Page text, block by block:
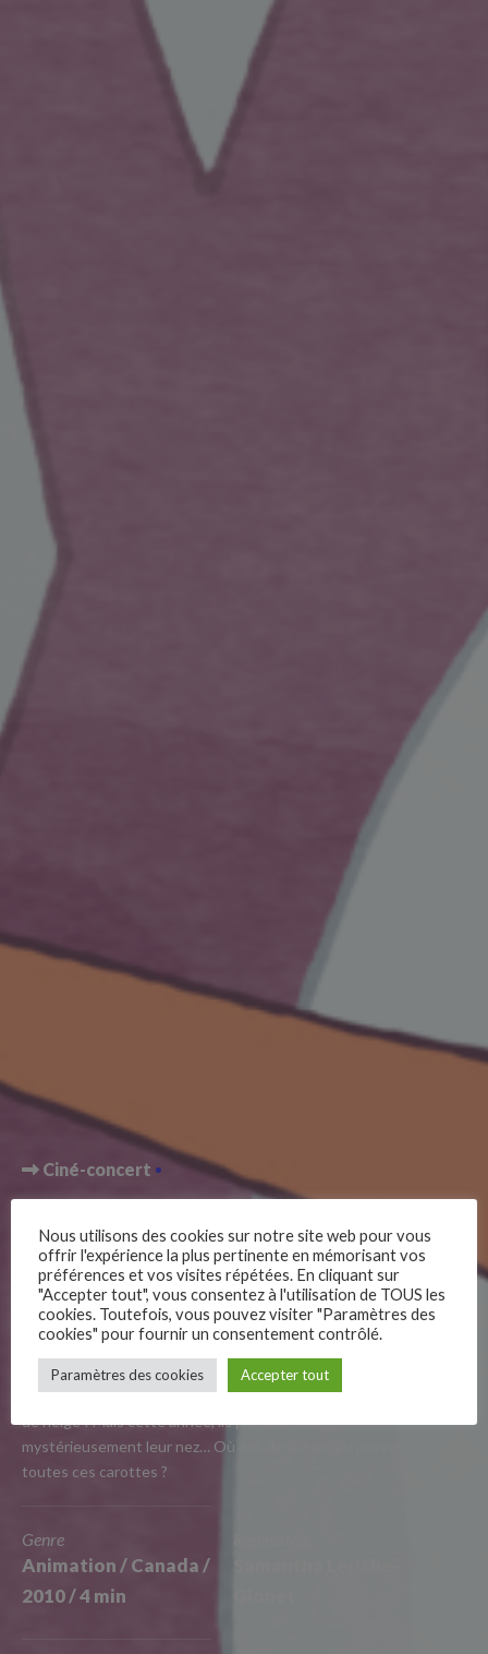
Follow Us
Ciné-concert
Flocons et
Carottes
Un chapeau sur la tête, une écharpe autour du cou, des
cailloux pour les yeux… Voici venue la saison des bonhommes
de neige ! Mais cette année, ils perdent tous
mystérieusement leur nez… Où ont donc bien pu passer
toutes ces carottes ?
Genre
Animation / Canada /
2010 / 4 min
Nous utilisons des cookies sur notre site web pour vous
offrir l'expérience la plus pertinente en mémorisant vos
préférences et vos visites répétées. En cliquant sur
"Accepter tout", vous consentez à l'utilisation de TOUS les
cookies. Toutefois, vous pouvez visiter "Paramètres des
cookies" pour fournir un consentement contrôlé.
Paramètres des cookies Accepter tout